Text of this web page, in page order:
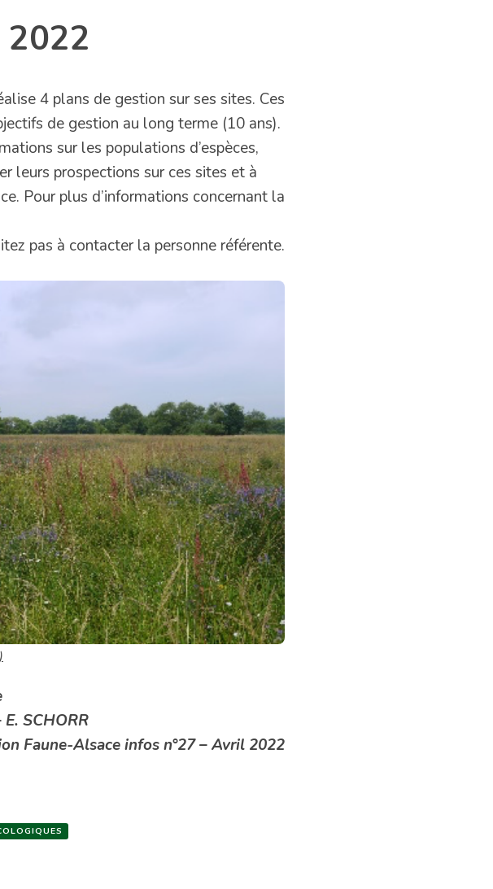
4 plans de gestion sur ses sites. Ces
de gestion au long terme (10 ans).
sur les populations d’espèces,
leurs prospections sur ces sites et à
Pour plus d’informations concernant la
pas à contacter la personne référente.
SCHORR
Faune-Alsace infos n°27 – Avril 2022